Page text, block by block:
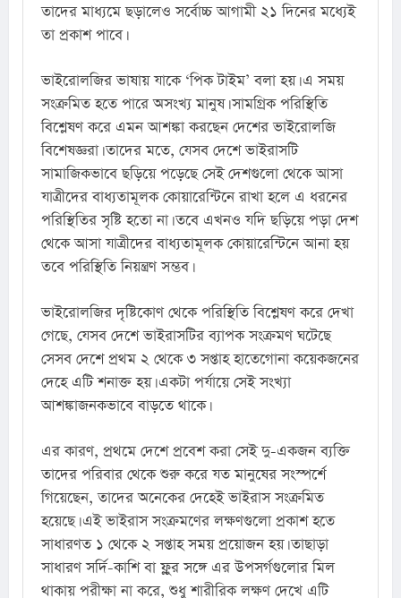
তাদের মাধ্যমে ছড়ালেও সর্বোচ্চ আগামী ২১ দিনের মধ্যেই
তা প্রকাশ পাবে।
ভাইরোলজির ভাষায় যাকে ‘পিক টাইম’ বলা হয়। এ সময়
সংক্রমিত হতে পারে অসংখ্য মানুষ। সামগ্রিক পরিস্থিতি
বিশ্লেষণ করে এমন আশঙ্কা করছেন দেশের ভাইরোলজি
বিশেষজ্ঞরা। তাদের মতে, যেসব দেশে ভাইরাসটি
সামাজিকভাবে ছড়িয়ে পড়েছে সেই দেশগুলো থেকে আসা
যাত্রীদের বাধ্যতামূলক কোয়ারেন্টিনে রাখা হলে এ ধরনের
পরিস্থিতির সৃষ্টি হতো না। তবে এখনও যদি ছড়িয়ে পড়া দেশ
থেকে আসা যাত্রীদের বাধ্যতামূলক কোয়ারেন্টিনে আনা হয়
তবে পরিস্থিতি নিয়ন্ত্রণ সম্ভব।
ভাইরোলজির দৃষ্টিকোণ থেকে পরিস্থিতি বিশ্লেষণ করে দেখা
গেছে, যেসব দেশে ভাইরাসটির ব্যাপক সংক্রমণ ঘটেছে
সেসব দেশে প্রথম ২ থেকে ৩ সপ্তাহ হাতেগোনা কয়েকজনের
দেহে এটি শনাক্ত হয়। একটা পর্যায়ে সেই সংখ্যা
আশঙ্কাজনকভাবে বাড়তে থাকে।
এর কারণ, প্রথমে দেশে প্রবেশ করা সেই দু-একজন ব্যক্তি
তাদের পরিবার থেকে শুরু করে যত মানুষের সংস্পর্শে
গিয়েছেন, তাদের অনেকের দেহেই ভাইরাস সংক্রমিত
হয়েছে। এই ভাইরাস সংক্রমণের লক্ষণগুলো প্রকাশ হতে
সাধারণত ১ থেকে ২ সপ্তাহ সময় প্রয়োজন হয়। তাছাড়া
সাধারণ সর্দি-কাশি বা ফ্লুর সঙ্গে এর উপসর্গগুলোর মিল
থাকায় পরীক্ষা না করে, শুধু শারীরিক লক্ষণ দেখে এটি